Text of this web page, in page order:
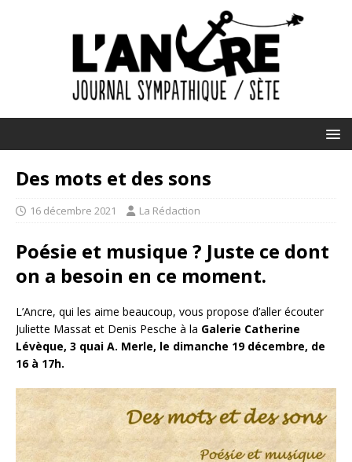
Des mots et des sons
16 décembre 2021 La Rédaction
Poésie et musique ? Juste ce dont
on a besoin en ce moment.
L’Ancre, qui les aime beaucoup, vous propose d’aller écouter
Juliette Massat et Denis Pesche à la Galerie Catherine
Lévèque, 3 quai A. Merle, le dimanche 19 décembre, de
16 à 17h.